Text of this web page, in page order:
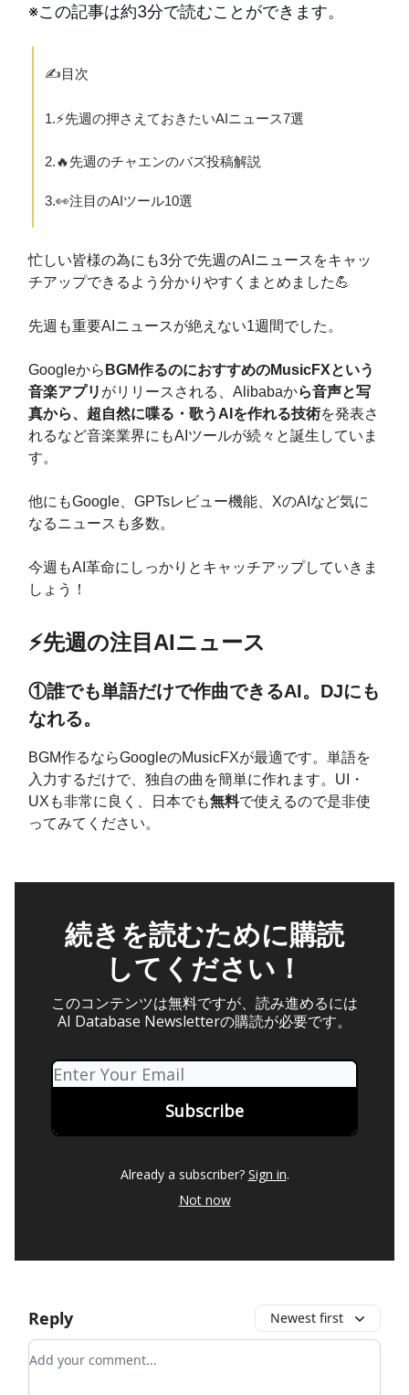
※この記事は約3分で読むことができます。
✍️目次
1.⚡️先週の押さえておきたいAIニュース7選
2.🔥先週のチャエンのバズ投稿解説
3.👀注目のAIツール10選
忙しい皆様の為にも3分で先週のAIニュースをキャッ
チアップできるよう分かりやすくまとめました💪
先週も重要AIニュースが絶えない1週間でした。
Googleから BGM作るのにおすすめのMusicFXという
音楽アプリ がリリースされる、Alibabaから音声と写
真から、超自然に喋る・歌うAIを作れる技術を発表さ
れるなど音楽業界にもAIツールが続々と誕生していま
す。
他にもGoogle、GPTsレビュー機能、XのAIなど気に
なるニュースも多数。
今週もAI革命にしっかりとキャッチアップしていきま
しょう！
⚡️先週の注目AIニュース
①誰でも単語だけで作曲できるAI。DJにも
なれる。
BGM作るならGoogleのMusicFXが最適です。単語を
入力するだけで、独自の曲を簡単に作れます。UI・
UXも非常に良く、日本でも無料で使えるので是非使
ってみてください。
続きを読むために購読
してください！
このコンテンツは無料ですが、読み進めるには
AI Database Newsletterの購読が必要です。
Already a subscriber? Sign in.
Not now
Reply Newest first
Add your comment